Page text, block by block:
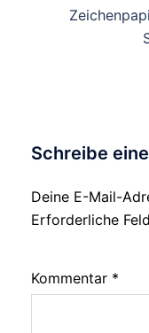
Schreibe
Deine E-Mail-
Erforderliche
Kommentar *